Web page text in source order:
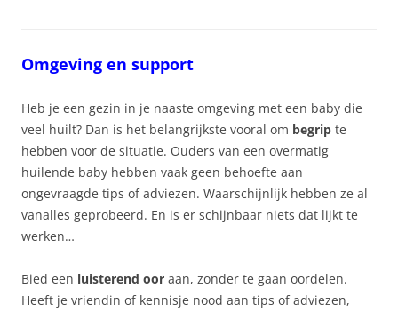
Omgeving en support
Heb je een gezin in je naaste omgeving met een baby die
veel huilt? Dan is het belangrijkste vooral om begrip te
hebben voor de situatie. Ouders van een overmatig
huilende baby hebben vaak geen behoefte aan
ongevraagde tips of adviezen. Waarschijnlijk hebben ze al
vanalles geprobeerd. En is er schijnbaar niets dat lijkt te
werken…
Bied een luisterend oor aan, zonder te gaan oordelen.
Heeft je vriendin of kennisje nood aan tips of adviezen,